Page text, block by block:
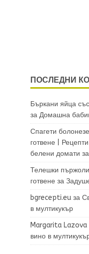
ПОСЛЕДНИ
Бъркани яйца
за Домашна
Спагети
готвене |
белени домати за
Телешки
готвене за
bgrecepti.euза
в мултикукър
Margarita Lazova
вино в